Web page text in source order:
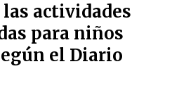
las actividades
para niños
el Diario